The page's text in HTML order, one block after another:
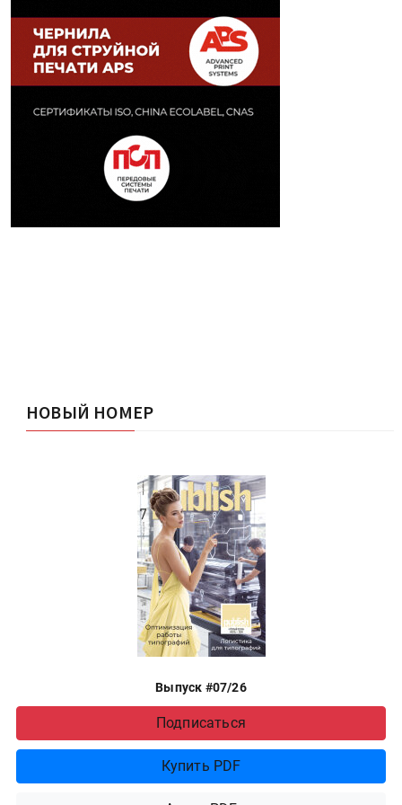
НОВЫЙ НОМЕР
Выпуск #07/26
Подписаться
Купить PDF